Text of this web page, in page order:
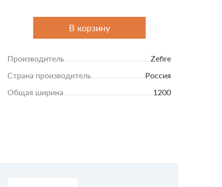
В корзину
Производитель
Zefire
Страна производитель
Россия
Общая ширина
1200